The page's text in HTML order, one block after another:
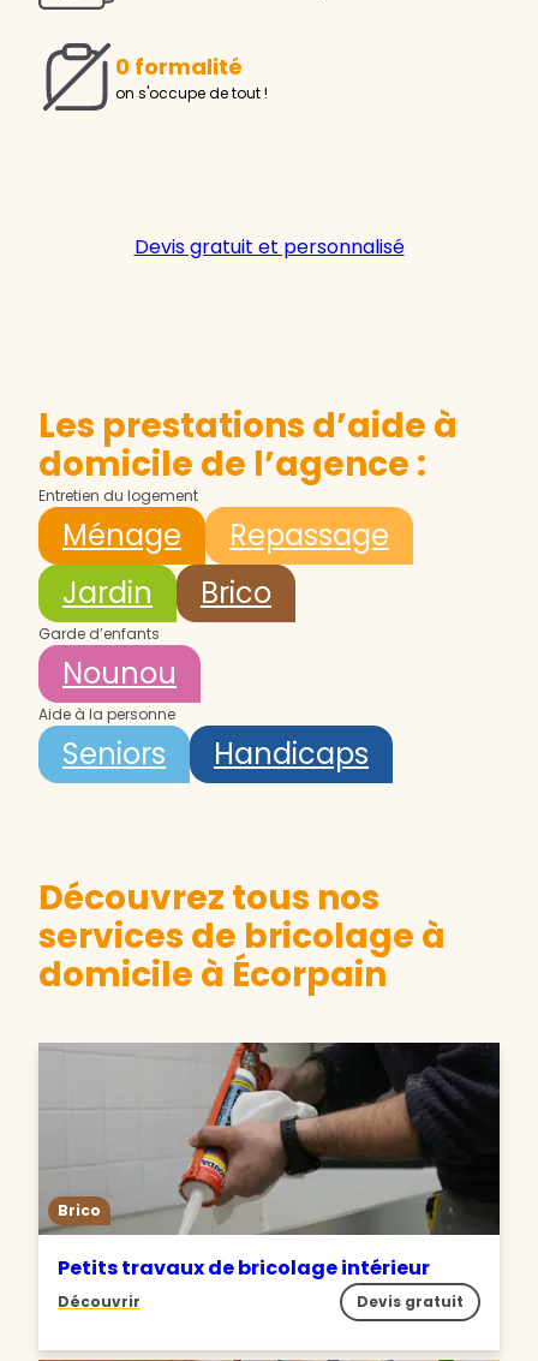
0 formalité
on s'occupe de tout !
Devis gratuit et personnalisé
Les prestations d’aide à
domicile de l’agence :
Entretien du logement
Ménage
Repassage
Jardin
Brico
Garde d’enfants
Nounou
Aide à la personne
Seniors Handicaps
Découvrez tous nos
services de bricolage à
domicile à Écorpain
Brico
Petits travaux de bricolage intérieur
Découvrir Devis gratuit